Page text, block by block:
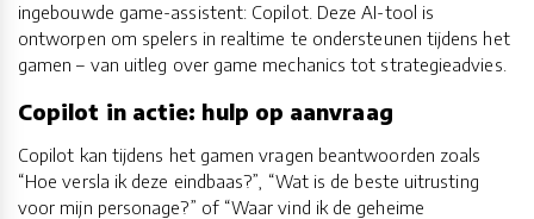
ingebouwde game-assistent: Copilot. Deze AI-tool is
ontworpen om spelers in realtime te ondersteunen tijdens het
gamen – van uitleg over game mechanics tot strategieadvies.
Copilot in actie: hulp op aanvraag
Copilot kan tijdens het gamen vragen beantwoorden zoals
“Hoe versla ik deze eindbaas?”, “Wat is de beste uitrusting
voor mijn personage?” of “Waar vind ik de geheime